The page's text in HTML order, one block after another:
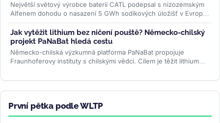
Největší světový výrobce baterií CATL podepsal s nizozemským
Alfenem dohodu o nasazení 5 GWh sodíkových úložišť v Evropě.
Systém...>>
Jak vytěžit lithium bez ničení pouště? Německo-chilský
projekt PaNaBat hledá cestu
Německo-chilská výzkumná platforma PaNaBat propojuje
Fraunhoferovy instituty s chilskými vědci. Cílem je těžit lithium
První pětka podle WLTP